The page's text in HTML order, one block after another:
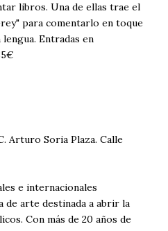
libros. Una de ellas trae el
para comentarlo en toque
Entradas en
Arturo Soria Plaza. Calle
e internacionales
de arte destinada a abrir la
Con más de 20 años de